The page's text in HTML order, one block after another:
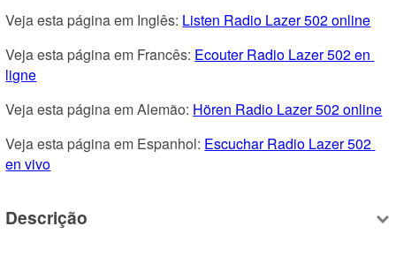
Veja esta página em Inglês: Listen Radio Lazer 502 online
Veja esta página em Francês: Ecouter Radio Lazer 502 en
ligne
Veja esta página em Alemão: Hören Radio Lazer 502 online
Veja esta página em Espanhol: Escuchar Radio Lazer 502
en vivo
Descrição